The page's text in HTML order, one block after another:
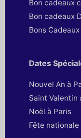
Bon cadeaux
Bon cadeaux
Bons
Dates
Nouvel An à
Saint Valentin
Noël à Paris
Fête nationale